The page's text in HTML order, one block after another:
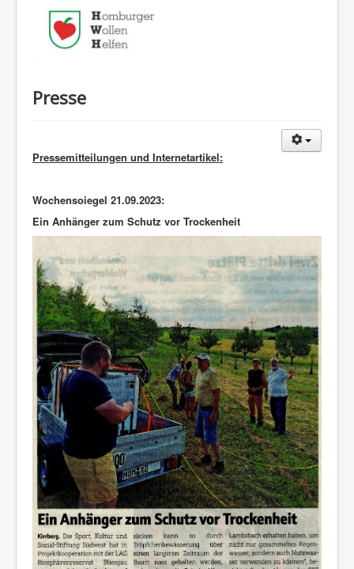
Presse
Pressemitteilungen und Internetartikel:
Wochensoiegel 21.09.2023:
Ein Anhänger zum Schutz vor Trockenheit